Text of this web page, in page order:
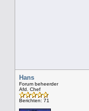
Hans
Forum beheerder
Afd. Chef
Berichten: 71